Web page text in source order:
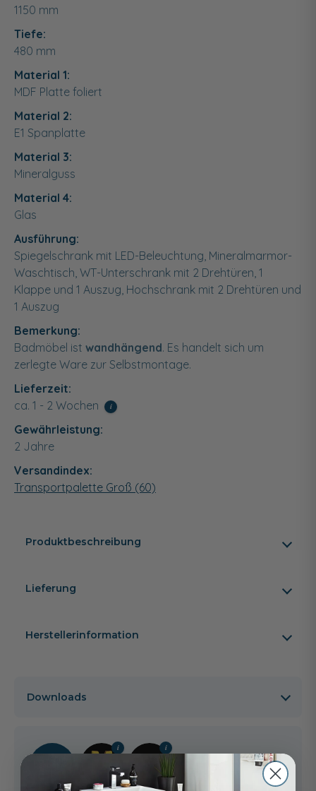
1150 mm
Tiefe:
480 mm
Material 1:
MDF Platte foliert
Material 2:
E1 Spanplatte
Material 3:
Mineralguss
Material 4:
Glas
Ausführung:
Spiegelschrank mit LED-Beleuchtung, Mineralmarmor-
Waschtisch, WT-Unterschrank mit 2 Drehtüren, 1
Klappe und 1 Auszug, Hochschrank mit 2 Drehtüren und
1 Auszug
Bemerkung:
Badmöbel ist wandhängend. Es handelt sich um
zerlegte Ware zur Selbstmontage.
Lieferzeit:
ca. 1 - 2 Wochen
i
Gewährleistung:
2 Jahre
Versandindex:
Transportpalette Groß (60)
Produktbeschreibung
Lieferung
Herstellerinformation
Downloads